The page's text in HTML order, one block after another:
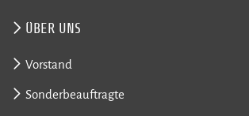
ÜBER UNS
Vorstand
Sonderbeauftragte